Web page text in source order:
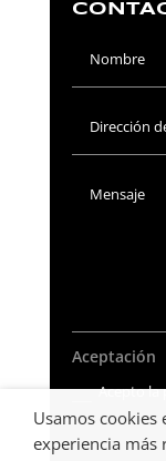
Aceptación
Acepto la
Usamos cookies
experiencia más